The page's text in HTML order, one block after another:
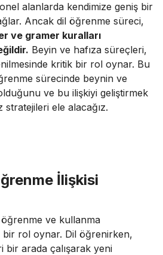
alanlarda kendimize geniş bir
Ancak dil öğrenme süreci,
ve gramer kuralları
Beyin ve hafıza süreçleri,
kritik bir rol oynar. Bu
sürecinde beynin ve
ve bu ilişkiyi geliştirmek
ele alacağız.
İlişkisi
ve kullanma
rol oynar. Dil öğrenirken,
bir arada çalışarak yeni